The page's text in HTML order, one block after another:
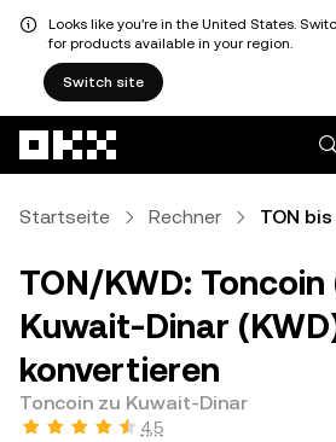
Looks like you're in the United States.
for products available in your region.
Switch site
Startseite Rechner TON
TON/KWD: Toncoin
Kuwait-Dinar
konvertieren
Toncoin zu Kuwait-Dinar
4,5